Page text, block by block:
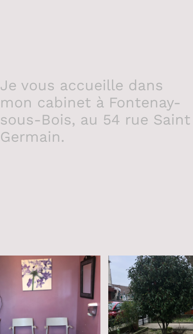
Je vous accueille dans
mon cabinet à Fontenay-
sous-Bois, au 54 rue Saint
Germain.